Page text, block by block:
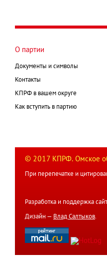
О партии
Документы и символы
Контакты
КПРФ в вашем округе
Как вступить в партию
© 2017 КПРФ. Омское
При перепечатке и
Разработка и поддержка
Дизайн — Влад Салтыков.